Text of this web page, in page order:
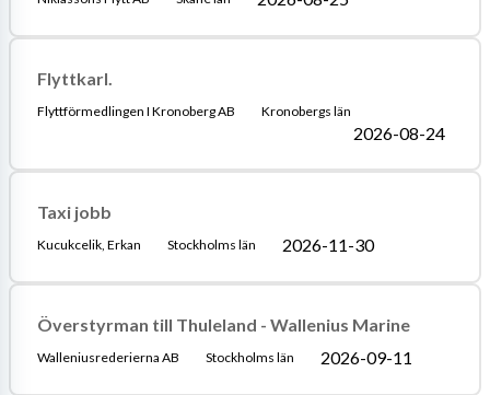
Flyttkarl.
Flyttförmedlingen I Kronoberg AB Kronobergs län
2026-08-24
Taxi jobb
Kucukcelik, Erkan Stockholms län 2026-11-30
Överstyrman till Thuleland - Wallenius Marine
Walleniusrederierna AB Stockholms län 2026-09-11